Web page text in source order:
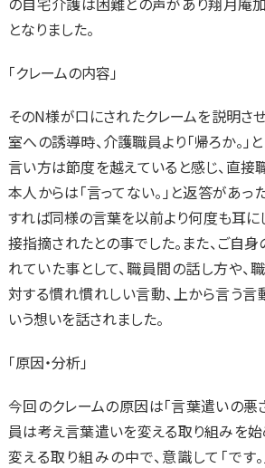
となりました。
「クレームの内容」
そのN様が口にされたクレームを説明さ
室への誘導時、介護職員より「帰ろか。」
言い方は節度を越えていると感じ、直接
本人からは「言ってない。」と返答があっ
すれば同様の言葉を以前より何度も耳
接指摘されたとの事でした。また、ご自
れていた事として、職員間の話し方や
対する慣れ慣れしい言動、上から言う言
いう想いを話されました。
「原因・分析」
今回のクレームの原因は「言葉遣いの悪
員は考え言葉遣いを変える取り組みを
変える取り組みの中で、意識して「です。